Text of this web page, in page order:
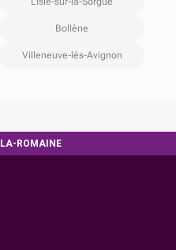
Bollène
Villeneuve-lès-Avignon
ROMAINE